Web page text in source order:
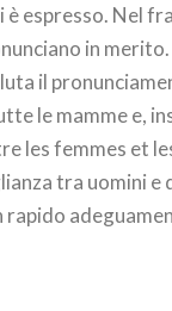
è espresso. Nel
in merito.
il
le mamme e,
les femmes et
tra uomini e
rapido